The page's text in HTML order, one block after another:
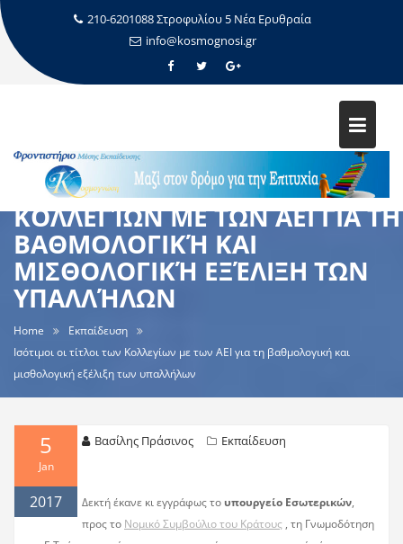
210-6201088 Στροφυλίου 5 Νέα Ερυθραία
info@kosmognosi.gr
ΙΣΌΤΙΜΟΙ ΟΙ ΤΊΤΛΟΙ ΤΩΝ
ΚΟΛΛΕΓΊΩΝ ΜΕ ΤΩΝ ΑΕΙ ΓΙΑ ΤΗ
ΒΑΘΜΟΛΟΓΙΚΉ ΚΑΙ
ΜΙΣΘΟΛΟΓΙΚΉ ΕΞΈΛΙΞΗ ΤΩΝ
ΥΠΑΛΛΉΛΩΝ
Home
Εκπαίδευση
Ισότιμοι οι τίτλοι των Κολλεγίων με των ΑΕΙ για τη βαθμολογική και
μισθολογική εξέλιξη των υπαλλήλων
5
Jan
2017
Βασίλης Πράσινος Εκπαίδευση
Δεκτή έκανε κι εγγράφως τουπουργείο Εσωτερικών,
προς το Νομικό Συμβούλιο του Κράτους , τη Γνωμοδότηση